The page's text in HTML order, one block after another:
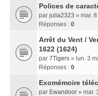
Polices de
par julia2323 » mar.
Réponses : 0
Arrêt du Vent /
1622 (1624)
par 7Tigers » lun. 3
Réponses : 0
Exomémoire
par Ewandoor » mar.